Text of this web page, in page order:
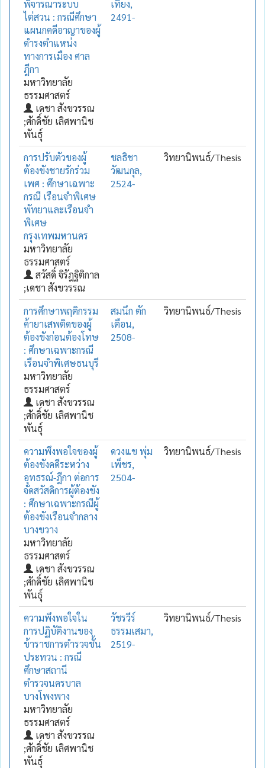
พิจารณาระบบ
ไต่สวน : กรณีศึกษา
แผนกคดีอาญาของผู้
ดำรงตำแหน่ง
ทางการเมือง ศาล
ฎีกา
มหาวิทยาลัย
ธรรมศาสตร์
เดชา สังขวรรณ
;ศักดิ์ชัย เลิศพานิช
พันธุ์
เที่ยง,
2491-
การปรับตัวของผู้
ต้องขังชายรักร่วม
เพศ : ศึกษาเฉพาะ
กรณี เรือนจำพิเศษ
พัทยาและเรือนจำ
พิเศษ
กรุงเทพมหานคร
มหาวิทยาลัย
ธรรมศาสตร์
สวัสดิ์ จิรัฎฐิติกาล
;เดชา สังขวรรณ
ชลธิชา
วัฒนกุล,
2524-
วิทยานิพนธ์/Thesis
การศึกษาพฤติกรรม
ค้ายาเสพติดของผู้
ต้องขังก่อนต้องโทษ
: ศึกษาเฉพาะกรณี
เรือนจำพิเศษธนบุรี
มหาวิทยาลัย
ธรรมศาสตร์
เดชา สังขวรรณ
;ศักดิ์ชัย เลิศพานิช
พันธุ์
สมนึก ตัก
เตือน,
2508-
วิทยานิพนธ์/Thesis
ความพึงพอใจของผู้
ต้องขังคดีระหว่าง
อุทธรณ์-ฎีกา ต่อการ
จัดสวัสดิการผู้ต้องขัง
: ศึกษาเฉพาะกรณีผู้
ต้องขังเรือนจำกลาง
บางขวาง
มหาวิทยาลัย
ธรรมศาสตร์
เดชา สังขวรรณ
;ศักดิ์ชัย เลิศพานิช
พันธุ์
ดวงแข พุ่ม
เพ็ชร,
2504-
วิทยานิพนธ์/Thesis
ความพึงพอใจใน
การปฏิบัติงานของ
ข้าราชการตำรวจชั้น
ประทวน : กรณี
ศึกษาสถานี
ตำรวจนครบาล
บางโพงพาง
มหาวิทยาลัย
ธรรมศาสตร์
เดชา สังขวรรณ
;ศักดิ์ชัย เลิศพานิช
พันธุ์
วัชรวีร์
ธรรมเสมา,
2519-
วิทยานิพนธ์/Thesis